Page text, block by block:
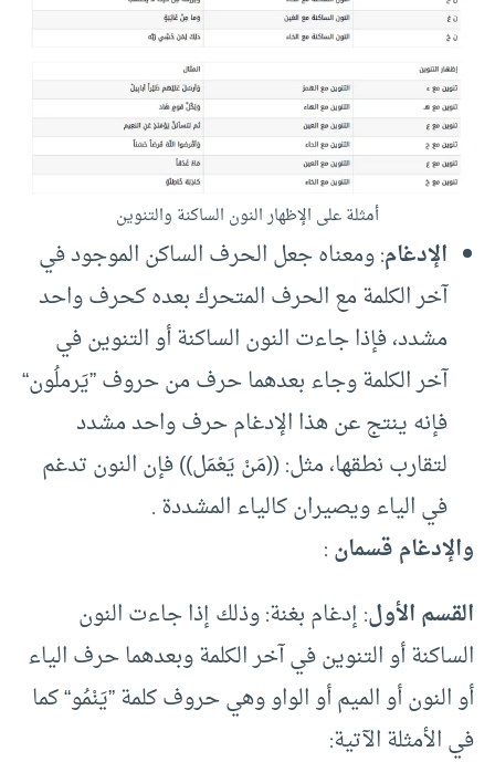
أمثلة على الإظهار النون الساكنة والتنوين
الإدغام: ومعناه جعل الحرف الساكن الموجود في
آخر الكلمة مع الحرف المتحرك بعده كحرف واحد
مشدد، فإذا جاءت النون الساكنة أو التنوين في
آخر الكلمة وجاء بعدهما حرف من حروف ”يَرملُون“
فإنه ينتج عن هذا الإدغام حرف واحد مشدد
لتقارب نطقها، مثل: ((مَنْ يَعْمَل)) فإن النون تدغم
في الياء ويصيران كالياء المشددة .
والإدغام قسمان:
القسم الأول: إدغام بغنة: وذلك إذا جاءت النون
الساكنة أو التنوين في آخر الكلمة وبعدهما حرف الياء
أو النون أو الميم أو الواو وهي حروف كلمة ”يَنْمُو“ كما
في الأمثلة الآتية: